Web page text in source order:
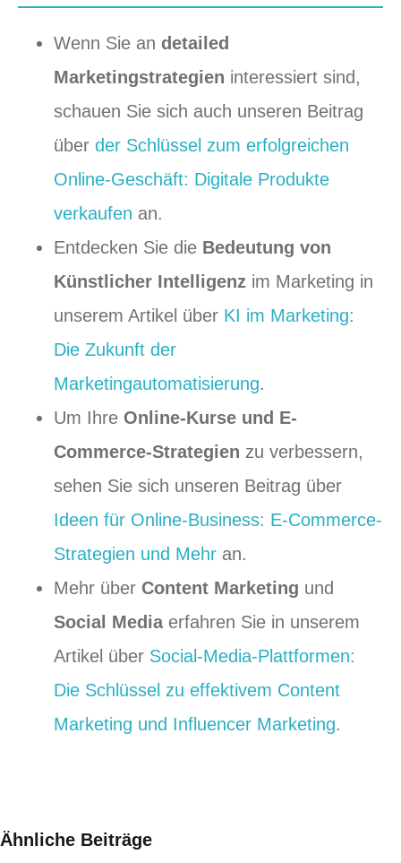
Wenn Sie an detailed
Marketingstrategien interessiert sind,
schauen Sie sich auch unseren Beitrag
über der Schlüssel zum erfolgreichen
Online-Geschäft: Digitale Produkte
verkaufen an.
Entdecken Sie die Bedeutung von
Künstlicher Intelligenz im Marketing in
unserem Artikel über KI im Marketing:
Die Zukunft der
Marketingautomatisierung.
Um Ihre Online-Kurse und E-
Commerce-Strategien zu verbessern,
sehen Sie sich unseren Beitrag über
Ideen für Online-Business: E-Commerce-
Strategien und Mehr an.
Mehr über Content Marketing und
Social Mediaerfahren Sie in unserem
Artikel über Social-Media-Plattformen:
Die Schlüssel zu effektivem Content
Marketing und Influencer Marketing.
Ähnliche Beiträge